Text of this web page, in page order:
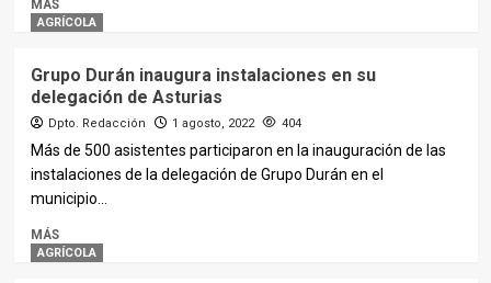
MÁS
AGRÍCOLA
Grupo Durán inaugura instalaciones en su
delegación de Asturias
Dpto. Redacción 1 agosto, 2022 404
Más de 500 asistentes participaron en la inauguración de las
instalaciones de la delegación de Grupo Durán en el
municipio...
MÁS
AGRÍCOLA